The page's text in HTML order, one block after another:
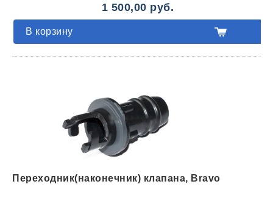
В корзину
1 500,00 руб.
Переходник(наконечник) клапана, Bravo